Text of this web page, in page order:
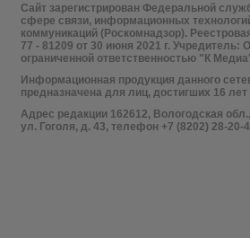
Сайт зарегистрирован Федеральной
сфере связи, информационных
коммуникаций (Роскомнадзор).
77 - 81209 от 30 июня 2021 г. Учредитель:
ограниченной ответственностью "К
Информационная продукция данного
предназначена для лиц, достигших 16
Адрес редакции 162612, Вологодская
ул. Гоголя, д. 43, телефон +7 (8202) 28-20-